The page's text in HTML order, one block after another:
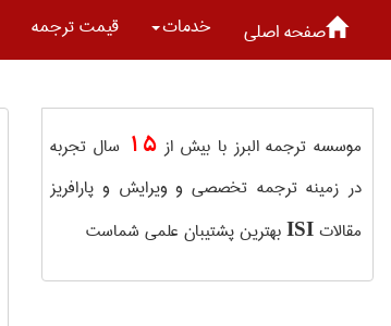
صفحه اصلی خدمات قیمت ترجمه
موسسه ترجمه البرز با بیش از15 سال تجربه
در زمینه ترجمه تخصصی و ویرایش و پارافریز
مقالات ISI بهترین پشتیبان علمی شماست